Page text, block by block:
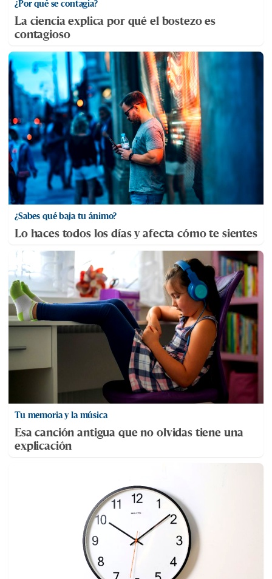
¿Por qué se contagia?
La ciencia explica por qué el bostezo es
contagioso
¿Sabes qué baja tu ánimo?
Lo haces todos los días y afecta cómo te sientes
Tu memoria y la música
Esa canción antigua que no olvidas tiene una
explicación